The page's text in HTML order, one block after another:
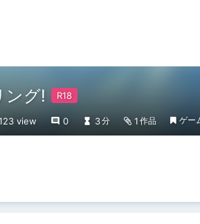
ング!
view 0 3分 1 作品 ゲー